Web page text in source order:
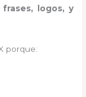
logos, y
porque: